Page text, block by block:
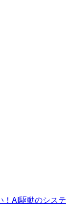
！AI駆動のシステ